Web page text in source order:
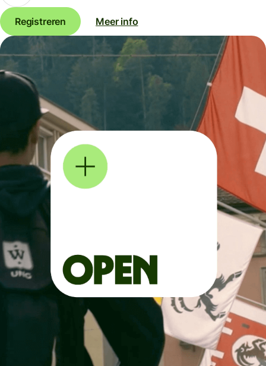
Registreren Meer info